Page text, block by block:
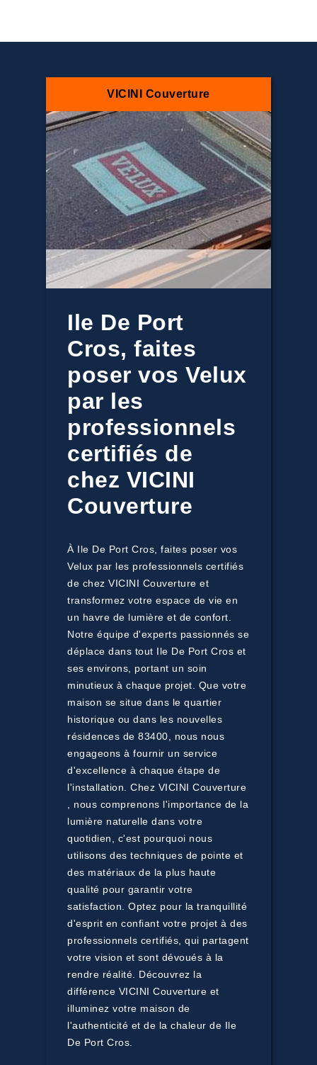
VICINI Couverture
Ile De Port
Cros, faites
poser vos Velux
par les
professionnels
certifiés de
chez VICINI
Couverture
À Ile De Port Cros, faites poser vos
Velux par les professionnels certifiés
de chez VICINI Couverture et
transformez votre espace de vie en
un havre de lumière et de confort.
Notre équipe d'experts passionnés se
déplace dans tout Ile De Port Cros et
ses environs, portant un soin
minutieux à chaque projet. Que votre
maison se situe dans le quartier
historique ou dans les nouvelles
résidences de 83400, nous nous
engageons à fournir un service
d'excellence à chaque étape de
l'installation. Chez VICINI Couverture
, nous comprenons l'importance de la
lumière naturelle dans votre
quotidien, c'est pourquoi nous
utilisons des techniques de pointe et
des matériaux de la plus haute
qualité pour garantir votre
satisfaction. Optez pour la tranquillité
d'esprit en confiant votre projet à des
professionnels certifiés, qui partagent
votre vision et sont dévoués à la
rendre réalité. Découvrez la
différence VICINI Couverture et
illuminez votre maison de
l'authenticité et de la chaleur de Ile
De Port Cros.